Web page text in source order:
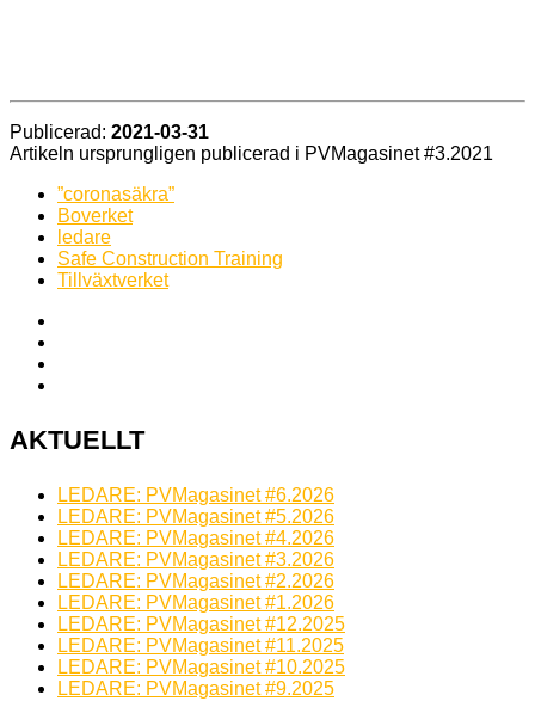
Publicerad: 2021-03-31
Artikeln ursprungligen publicerad i PVMagasinet #3.2021
”coronasäkra”
Boverket
ledare
Safe Construction Training
Tillväxtverket
AKTUELLT
LEDARE: PVMagasinet #6.2026
LEDARE: PVMagasinet #5.2026
LEDARE: PVMagasinet #4.2026
LEDARE: PVMagasinet #3.2026
LEDARE: PVMagasinet #2.2026
LEDARE: PVMagasinet #1.2026
LEDARE: PVMagasinet #12.2025
LEDARE: PVMagasinet #11.2025
LEDARE: PVMagasinet #10.2025
LEDARE: PVMagasinet #9.2025